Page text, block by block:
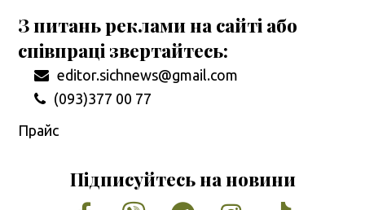
З питань реклами на сайті або
співпраці звертайтесь:
editor.sichnews@gmail.com
(093)377 00 77
Прайс
Підписуйтесь на новини